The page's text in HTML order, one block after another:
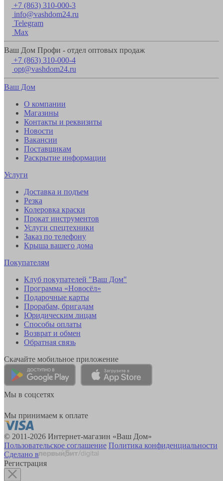
+7 (863) 310-000-3
info@vashdom24.ru
Telegram
Max
Ваш Дом Профи - отдел оптовых продаж
+7 (863) 310-000-4
opt@vashdom24.ru
Ваш Дом
О компании
Магазины
Контакты и реквизиты
Новости
Вакансии
Поставщикам
Раскрытие информации
Услуги
Доставка и подъем
Резка
Колеровка краски
Прокат инструментов
Услуги спецтехники
Заказ по телефону
Крыша вашего дома
Покупателям
Клуб покупателей "Ваш Дом"
Программа «Новосёл»
Подарочные карты
Прорабам, бригадам
Юридическим лицам
Способы оплаты
Возврат и обмен
Обратная связь
Скачайте мобильное приложение
Мы в соцсетях
Мы принимаем к оплате
© 2011-2026 Интернет-магазин «Ваш Дом»
Пользовательское соглашение Политика конфиденциальности
Сделано в
Регистрация